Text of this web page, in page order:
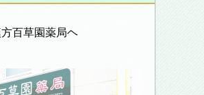
百草園薬局ヘ